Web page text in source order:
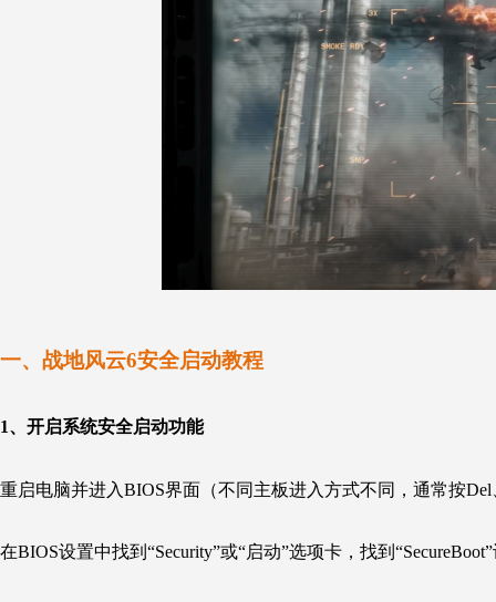
一、战地风云6安全启动教程
1、开启系统安全启动功能
重启电脑并进入BIOS界面（不同主板进入方式不同，通常按Del
在BIOS设置中找到“Security”或“启动”选项卡，找到